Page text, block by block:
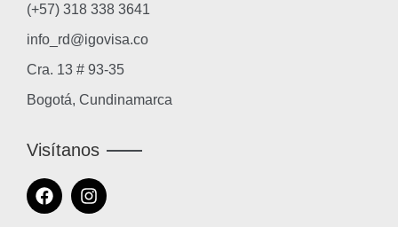
(+57) 318 338 3641
info_rd@igovisa.co
Cra. 13 # 93-35
Bogotá, Cundinamarca
Visítanos